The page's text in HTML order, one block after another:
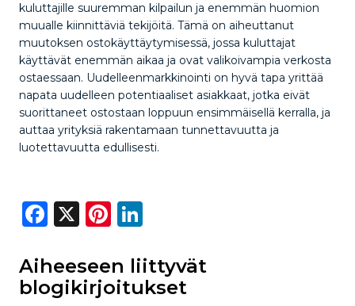
kuluttajille suuremman kilpailun ja enemmän huomion
muualle kiinnittäviä tekijöitä. Tämä on aiheuttanut
muutoksen ostokäyttäytymisessä, jossa kuluttajat
käyttävät enemmän aikaa ja ovat valikoivampia verkosta
ostaessaan. Uudelleenmarkkinointi on hyvä tapa yrittää
napata uudelleen potentiaaliset asiakkaat, jotka eivät
suorittaneet ostostaan loppuun ensimmäisellä kerralla, ja
auttaa yrityksiä rakentamaan tunnettavuutta ja
luotettavuutta edullisesti.
Facebook
X Pinterest
Aiheeseen liittyvät
blogikirjoitukset